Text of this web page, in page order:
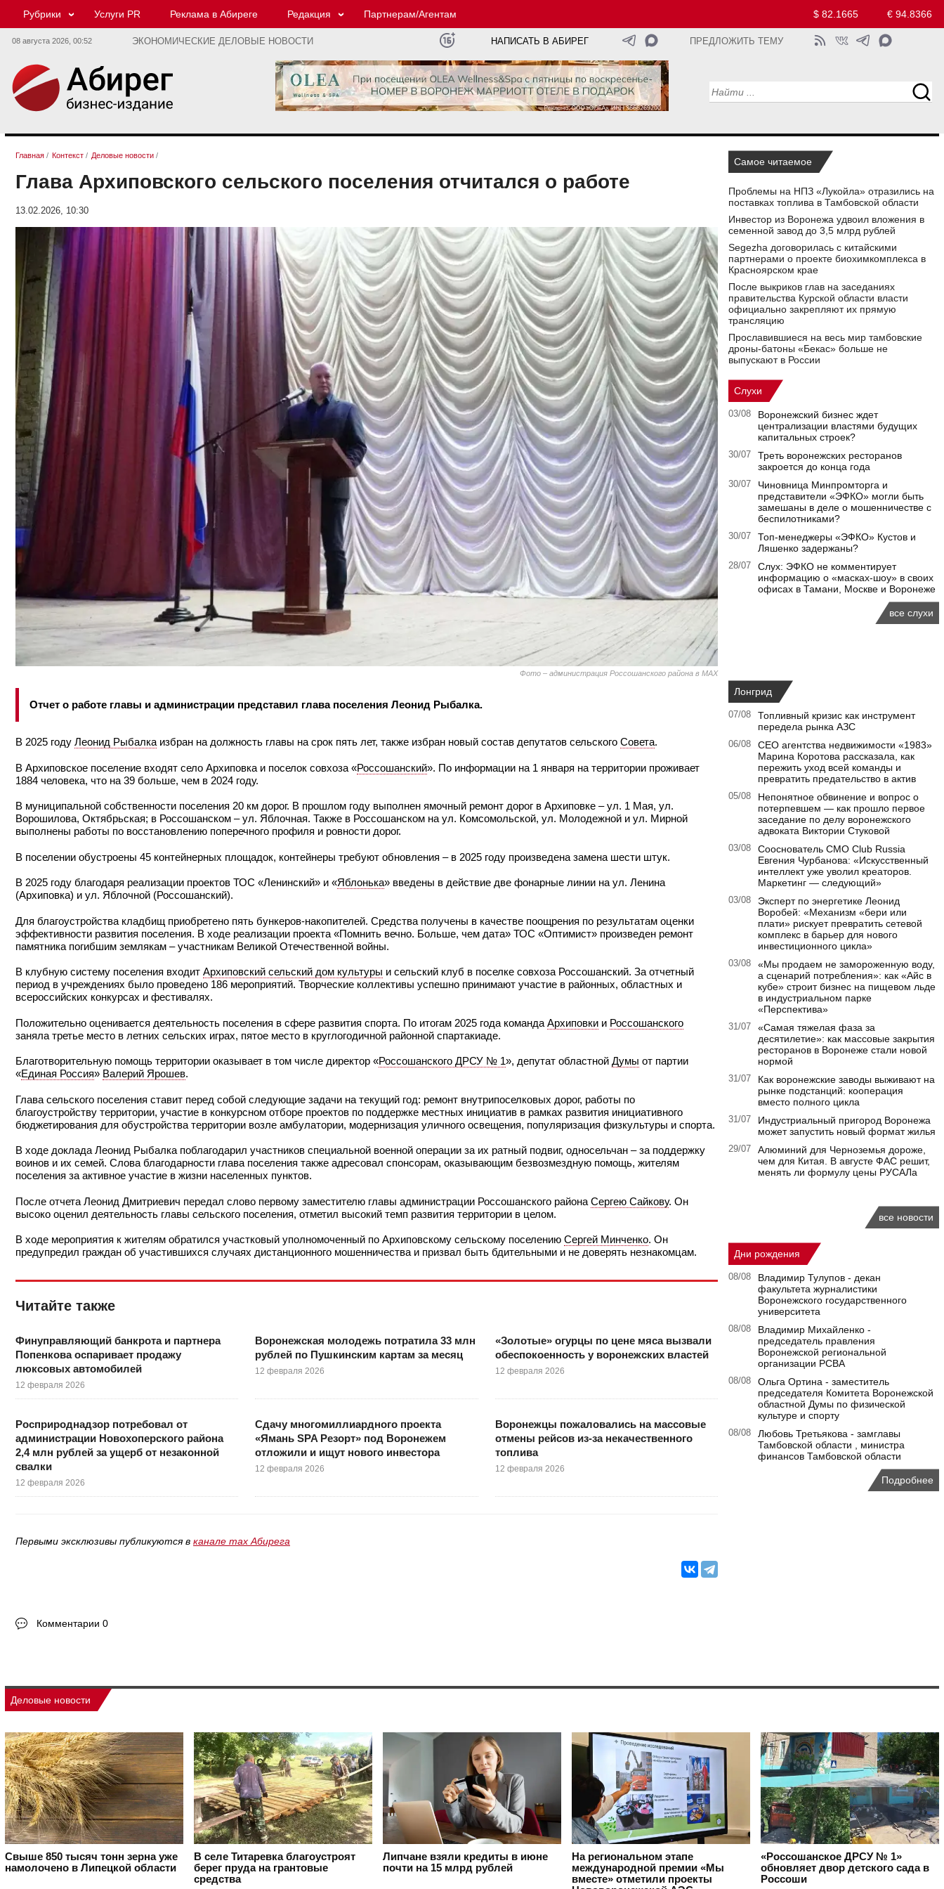
Рубрики Услуги PR Реклама в Абиреге Редакция Партнерам/Агентам $ 82.1665 € 94.8366
08 августа 2026, 00:52 ЭКОНОМИЧЕСКИЕ ДЕЛОВЫЕ НОВОСТИ НАПИСАТЬ В АБИРЕГ ПРЕДЛОЖИТЬ ТЕМУ
Главная / Контекст / Деловые новости /
Глава Архиповского сельского поселения отчитался о работе
13.02.2026, 10:30
Фото – администрация Россошанского района в MAX
Отчет о работе главы и администрации представил глава поселения Леонид Рыбалка.
В 2025 году Леонид Рыбалка избран на должность главы на срок пять лет, также избран новый состав депутатов сельского Совета.
В Архиповское поселение входят село Архиповка и поселок совхоза «Россошанский». По информации на 1 января на территории проживает
1884 человека, что на 39 больше, чем в 2024 году.
В муниципальной собственности поселения 20 км дорог. В прошлом году выполнен ямочный ремонт дорог в Архиповке – ул. 1 Мая, ул.
Ворошилова, Октябрьская; в Россошанском – ул. Яблочная. Также в Россошанском на ул. Комсомольской, ул. Молодежной и ул. Мирной
выполнены работы по восстановлению поперечного профиля и ровности дорог.
В поселении обустроены 45 контейнерных площадок, контейнеры требуют обновления – в 2025 году произведена замена шести штук.
В 2025 году благодаря реализации проектов ТОС «Ленинский» и «Яблонька» введены в действие две фонарные линии на ул. Ленина
(Архиповка) и ул. Яблочной (Россошанский).
Для благоустройства кладбищ приобретено пять бункеров-накопителей. Средства получены в качестве поощрения по результатам оценки
эффективности развития поселения. В ходе реализации проекта «Помнить вечно. Больше, чем дата» ТОС «Оптимист» произведен ремонт
памятника погибшим землякам – участникам Великой Отечественной войны.
В клубную систему поселения входит Архиповский сельский дом культуры и сельский клуб в поселке совхоза Россошанский. За отчетный
период в учреждениях было проведено 186 мероприятий. Творческие коллективы успешно принимают участие в районных, областных и
всероссийских конкурсах и фестивалях.
Положительно оценивается деятельность поселения в сфере развития спорта. По итогам 2025 года команда Архиповки и Россошанского
заняла третье место в летних сельских играх, пятое место в круглогодичной районной спартакиаде.
Благотворительную помощь территории оказывает в том числе директор «Россошанского ДРСУ № 1», депутат областной Думы от партии
«Единая Россия» Валерий Ярошев.
Глава сельского поселения ставит перед собой следующие задачи на текущий год: ремонт внутрипоселковых дорог, работы по
благоустройству территории, участие в конкурсном отборе проектов по поддержке местных инициатив в рамках развития инициативного
бюджетирования для обустройства территории возле амбулатории, модернизация уличного освещения, популяризация физкультуры и спорта.
В ходе доклада Леонид Рыбалка поблагодарил участников специальной военной операции за их ратный подвиг, односельчан – за поддержку
воинов и их семей. Слова благодарности глава поселения также адресовал спонсорам, оказывающим безвозмездную помощь, жителям
поселения за активное участие в жизни населенных пунктов.
После отчета Леонид Дмитриевич передал слово первому заместителю главы администрации Россошанского района Сергею Сайкову. Он
высоко оценил деятельность главы сельского поселения, отметил высокий темп развития территории в целом.
В ходе мероприятия к жителям обратился участковый уполномоченный по Архиповскому сельскому поселению Сергей Минченко. Он
предупредил граждан об участившихся случаях дистанционного мошенничества и призвал быть бдительными и не доверять незнакомцам.
Читайте также
Финуправляющий банкрота и партнера
Попенкова оспаривает продажу
люксовых автомобилей
12 февраля 2026
Воронежская молодежь потратила 33 млн
рублей по Пушкинским картам за месяц
12 февраля 2026
«Золотые» огурцы по цене мяса вызвали
обеспокоенность у воронежских властей
12 февраля 2026
Росприроднадзор потребовал от
администрации Новохоперского района
2,4 млн рублей за ущерб от незаконной
свалки
12 февраля 2026
Сдачу многомиллиардного проекта
«Ямань SPA Резорт» под Воронежем
отложили и ищут нового инвестора
12 февраля 2026
Воронежцы пожаловались на массовые
отмены рейсов из-за некачественного
топлива
12 февраля 2026
Первыми эксклюзивы публикуются в канале max Абирега
Комментарии 0
Самое читаемое
Проблемы на НПЗ «Лукойла» отразились на
поставках топлива в Тамбовской области
Инвестор из Воронежа удвоил вложения в
семенной завод до 3,5 млрд рублей
Segezha договорилась с китайскими
партнерами о проекте биохимкомплекса в
Красноярском крае
После выкриков глав на заседаниях
правительства Курской области власти
официально закрепляют их прямую
трансляцию
Прославившиеся на весь мир тамбовские
дроны-батоны «Бекас» больше не
выпускают в России
Слухи
03/08
Воронежский бизнес ждет
централизации властями будущих
капитальных строек?
30/07
Треть воронежских ресторанов
закроется до конца года
30/07
Чиновница Минпромторга и
представители «ЭФКО» могли быть
замешаны в деле о мошенничестве с
беспилотниками?
30/07
Топ-менеджеры «ЭФКО» Кустов и
Ляшенко задержаны?
28/07
Слух: ЭФКО не комментирует
информацию о «масках-шоу» в своих
офисах в Тамани, Москве и Воронеже
все слухи
Лонгрид
07/08
Топливный кризис как инструмент
передела рынка АЗС
06/08
CEO агентства недвижимости «1983»
Марина Коротова рассказала, как
пережить уход всей команды и
превратить предательство в актив
05/08
Непонятное обвинение и вопрос о
потерпевшем — как прошло первое
заседание по делу воронежского
адвоката Виктории Стуковой
03/08
Сооснователь CMO Club Russia
Евгения Чурбанова: «Искусственный
интеллект уже уволил креаторов.
Маркетинг — следующий»
03/08
Эксперт по энергетике Леонид
Воробей: «Механизм «бери или
плати» рискует превратить сетевой
комплекс в барьер для нового
инвестиционного цикла»
03/08
«Мы продаем не замороженную воду,
а сценарий потребления»: как «Айс в
кубе» строит бизнес на пищевом льде
в индустриальном парке
«Перспектива»
31/07
«Самая тяжелая фаза за
десятилетие»: как массовые закрытия
ресторанов в Воронеже стали новой
нормой
31/07
Как воронежские заводы выживают на
рынке подстанций: кооперация
вместо полного цикла
31/07
Индустриальный пригород Воронежа
может запустить новый формат жилья
29/07
Алюминий для Черноземья дороже,
чем для Китая. В августе ФАС решит,
менять ли формулу цены РУСАЛа
все новости
Дни рождения
08/08
Владимир Тулупов - декан
факультета журналистики
Воронежского государственного
университета
08/08
Владимир Михайленко -
председатель правления
Воронежской региональной
организации РСВА
08/08
Ольга Ортина - заместитель
председателя Комитета Воронежской
областной Думы по физической
культуре и спорту
08/08
Любовь Третьякова - замглавы
Тамбовской области , министра
финансов Тамбовской области
Подробнее
Деловые новости
Свыше 850 тысяч тонн зерна уже
намолочено в Липецкой области
В селе Титаревка благоустроят
берег пруда на грантовые
средства
Липчане взяли кредиты в июне
почти на 15 млрд рублей
На региональном этапе
международной премии «Мы
вместе» отметили проекты
«Россошанское ДРСУ № 1»
обновляет двор детского сада в
Россоши